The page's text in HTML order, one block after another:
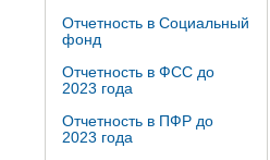
Отчетность в Социальный
фонд
Отчетность в ФСС до
2023 года
Отчетность в ПФР до
2023 года